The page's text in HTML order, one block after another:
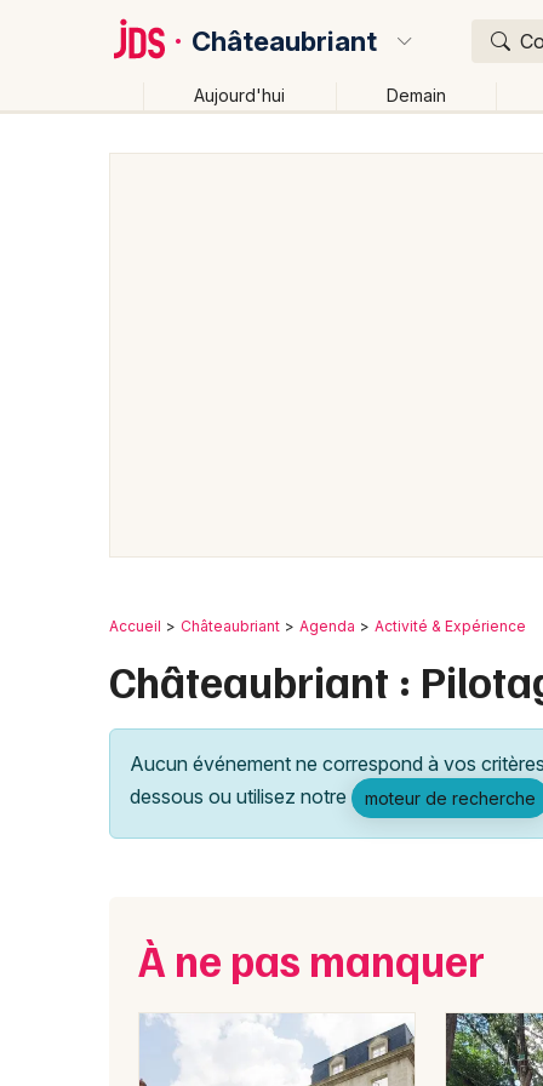
Châteaubriant
Aujourd'hui Demain
Accueil Châteaubriant Agenda Activité & Expérience
Châteaubriant :
Aucun événement ne correspond à vos
dessous ou utilisez notre
moteur de recherche
À ne pas manquer